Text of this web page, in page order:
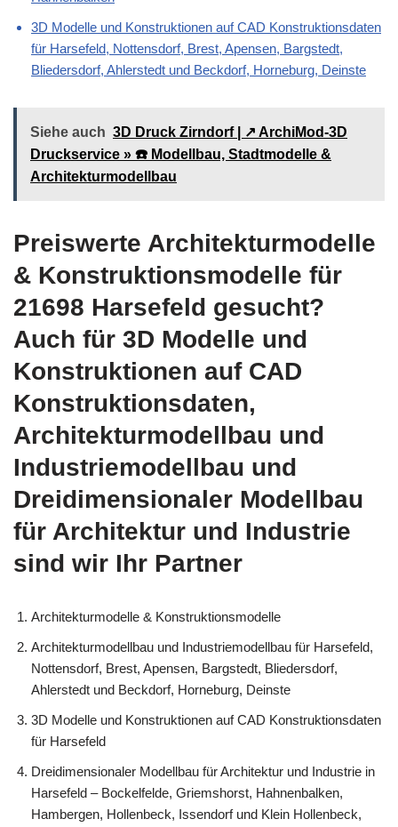
3D Modelle und Konstruktionen auf CAD Konstruktionsdaten
für Harsefeld, Nottensdorf, Brest, Apensen, Bargstedt,
Bliedersdorf, Ahlerstedt und Beckdorf, Horneburg, Deinste
Siehe auch 3D Druck Zirndorf | ↗️ ArchiMod-3D
Druckservice » ☎️ Modellbau, Stadtmodelle &
Architekturmodellbau
Preiswerte Architekturmodelle
& Konstruktionsmodelle für
21698 Harsefeld gesucht?
Auch für 3D Modelle und
Konstruktionen auf CAD
Konstruktionsdaten,
Architekturmodellbau und
Industriemodellbau und
Dreidimensionaler Modellbau
für Architektur und Industrie
sind wir Ihr Partner
Architekturmodelle & Konstruktionsmodelle
Architekturmodellbau und Industriemodellbau für Harsefeld,
Nottensdorf, Brest, Apensen, Bargstedt, Bliedersdorf,
Ahlerstedt und Beckdorf, Horneburg, Deinste
3D Modelle und Konstruktionen auf CAD Konstruktionsdaten
für Harsefeld
Dreidimensionaler Modellbau für Architektur und Industrie in
Harsefeld – Bockelfelde, Griemshorst, Hahnenbalken,
Hambergen, Hollenbeck, Issendorf und Klein Hollenbeck,